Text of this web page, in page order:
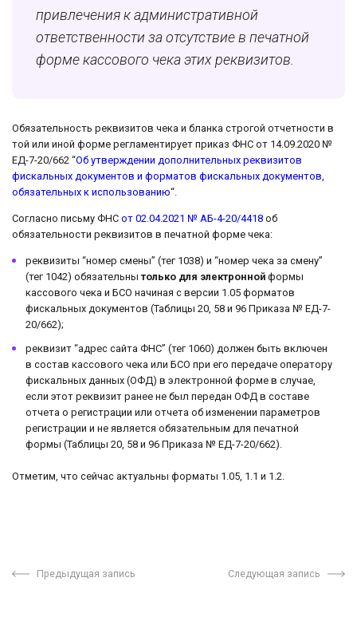
привлечения к административной
ответственности за отсутствие в печатной
форме кассового чека этих реквизитов.
Обязательность реквизитов чека и бланка строгой отчетности в
той или иной форме регламентирует приказ ФНС от 14.09.2020 №
ЕД-7-20/662 “Об утверждении дополнительных реквизитов
фискальных документов и форматов фискальных документов,
обязательных к использованию“.
Согласно письму ФНС от 02.04.2021 № АБ-4-20/4418 об
обязательности реквизитов в печатной форме чека:
реквизиты “номер смены” (тег 1038) и “номер чека за смену”
(тег 1042) обязательнытолько для электронной формы
кассового чека и БСО начиная с версии 1.05 форматов
фискальных документов (Таблицы 20, 58 и 96 Приказа № ЕД-7-
20/662);
реквизит “адрес сайта ФНС” (тег 1060) должен быть включен
в состав кассового чека или БСО при его передаче оператору
фискальных данных (ОФД) в электронной форме в случае,
если этот реквизит ранее не был передан ОФД в составе
отчета о регистрации или отчета об изменении параметров
регистрации и не является обязательным для печатной
формы (Таблицы 20, 58 и 96 Приказа № ЕД-7-20/662).
Отметим, что сейчас актуальны форматы 1.05, 1.1 и 1.2.
Предыдущая запись Следующая запись